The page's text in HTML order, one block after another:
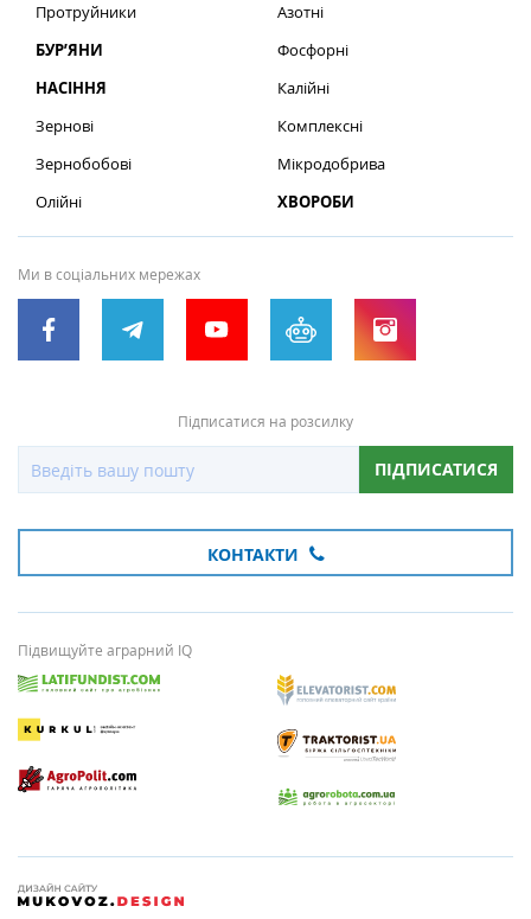
Протруйники
БУР’ЯНИ
НАСІННЯ
Зернові
Зернобобові
Олійні
Азотні
Фосфорні
Калійні
Комплексні
Мікродобрива
ХВОРОБИ
Ми в соціальних мережах
Підписатися на розсилку
ПІДПИСАТИСЯ
КОНТАКТИ
Підвищуйте аграрний IQ